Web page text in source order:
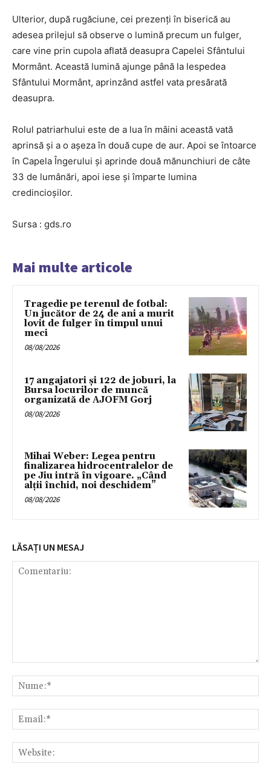
Ulterior, după rugăciune, cei prezenţi în biserică au
adesea prilejul să observe o lumină precum un fulger,
care vine prin cupola aflată deasupra Capelei Sfântului
Mormânt. Această lumină ajunge până la lespedea
Sfântului Mormânt, aprinzând astfel vata presărată
deasupra.
Rolul patriarhului este de a lua în mâini această vată
aprinsă şi a o aşeza în două cupe de aur. Apoi se întoarce
în Capela Îngerului şi aprinde două mănunchiuri de câte
33 de lumânări, apoi iese şi împarte lumina
credincioşilor.
Sursa : gds.ro
Mai multe articole
Tragedie pe terenul de fotbal:
Un jucător de 24 de ani a murit
lovit de fulger în timpul unui
meci
08/08/2026
17 angajatori și 122 de joburi, la
Bursa locurilor de muncă
organizată de AJOFM Gorj
08/08/2026
Mihai Weber: Legea pentru
finalizarea hidrocentralelor de
pe Jiu intră în vigoare. „Când
alții închid, noi deschidem”
08/08/2026
LĂSAȚI UN MESAJ